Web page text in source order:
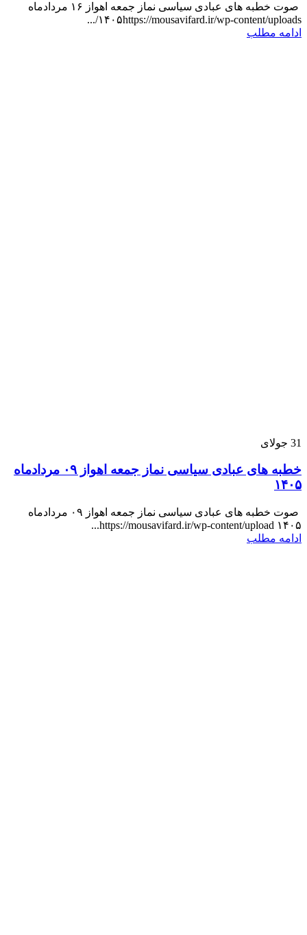
صوت خطبه های عبادی سیاسی نماز جمعه اهواز ۱۶ مردادماه
۱۴۰۵https://mousavifard.ir/wp-content/uploads/...
ادامه مطلب
31 جولای
خطبه های عبادی سیاسی نماز جمعه اهواز ۰۹ مردادماه
۱۴۰۵
صوت خطبه های عبادی سیاسی نماز جمعه اهواز ۰۹ مردادماه
۱۴۰۵ https://mousavifard.ir/wp-content/upload...
ادامه مطلب